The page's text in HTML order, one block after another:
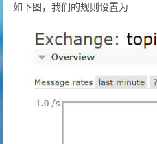
如下图，我们的规则设置为